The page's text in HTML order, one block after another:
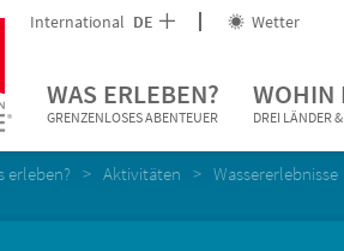
International DE Wetter
WAS ERLEBEN?
GRENZENLOSES ABENTEUER
WOHIN
DREI LÄNDER
erleben? Aktivitäten Wassererlebnisse